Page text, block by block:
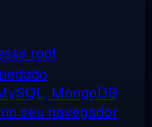
root
MongoDB
seu navegador